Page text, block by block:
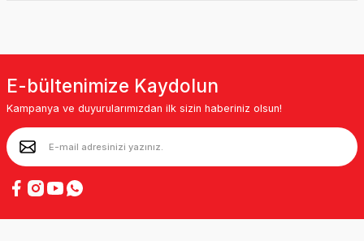
E-bültenimize Kaydolun
Kampanya ve duyurularımızdan ilk sizin haberiniz olsun!